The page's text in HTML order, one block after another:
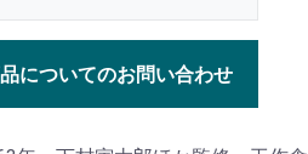
についてのお問い合わせ